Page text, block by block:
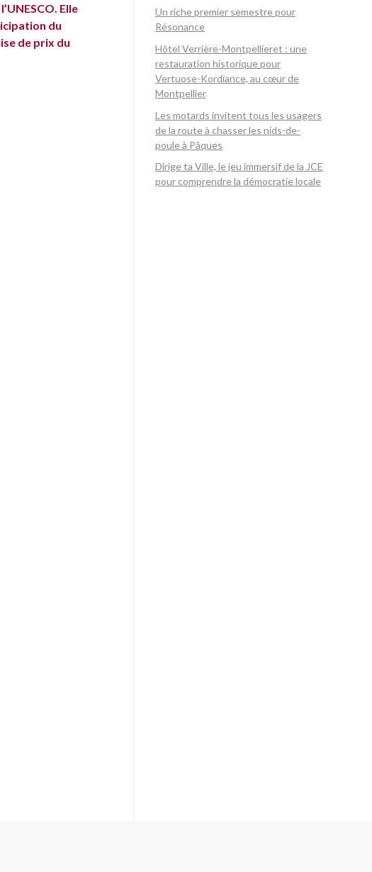
Elle
du
de prix du
Un riche premier semestre pour
Résonance
Hôtel Verrière-Montpellieret : une
restauration historique pour
Vertuose-Kordiance, au cœur de
Montpellier
Les motards invitent tous les usagers
de la route à chasser les nids-de-
poule à Pâques
Dirige ta Ville, le jeu immersif de la JCE
pour comprendre la démocratie locale